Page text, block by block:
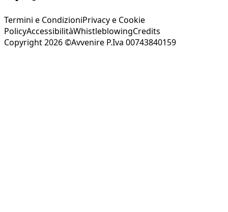
Termini e CondizioniPrivacy e Cookie
PolicyAccessibilitàWhistleblowingCredits
Copyright 2026 ©Avvenire P.Iva 00743840159